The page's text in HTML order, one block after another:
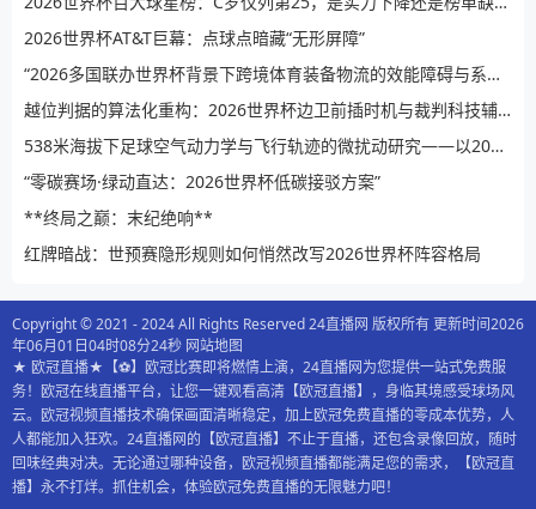
2026世界杯AT&T巨幕：点球点暗藏“无形屏障”
“2026多国联办世界杯背景下跨境体育装备物流的效能障碍与系统性提升路径”
越位判据的算法化重构：2026世界杯边卫前插时机与裁判科技辅助决策的演进逻辑
538米海拔下足球空气动力学与飞行轨迹的微扰动研究——以2026世界杯BBVA球场为例
“零碳赛场·绿动直达：2026世界杯低碳接驳方案”
**终局之巅：末纪绝响**
红牌暗战：世预赛隐形规则如何悄然改写2026世界杯阵容格局
Copyright © 2021 - 2024 All Rights Reserved 24直播网 版权所有 更新时间2026
年06月01日04时08分24秒 网站地图
★ 欧冠直播★【⚽️】欧冠比赛即将燃情上演，24直播网为您提供一站式免费服
务！欧冠在线直播平台，让您一键观看高清【欧冠直播】，身临其境感受球场风
云。欧冠视频直播技术确保画面清晰稳定，加上欧冠免费直播的零成本优势，人
人都能加入狂欢。24直播网的【欧冠直播】不止于直播，还包含录像回放，随时
回味经典对决。无论通过哪种设备，欧冠视频直播都能满足您的需求，【欧冠直
播】永不打烊。抓住机会，体验欧冠免费直播的无限魅力吧！